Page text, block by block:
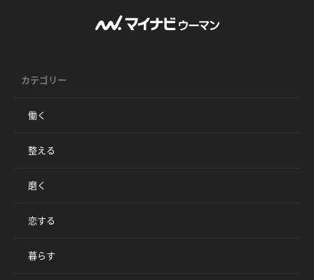
カテゴリー
働く
整える
磨く
恋する
暮らす